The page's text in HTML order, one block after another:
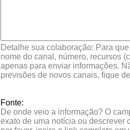
Detalhe sua colaboração: Para
nome do canal, número, recursos
apenas para enviar informações.
previsões de novos canais, fique
Fonte:
De onde veio a informação? O
exato de uma notícia ou descrever